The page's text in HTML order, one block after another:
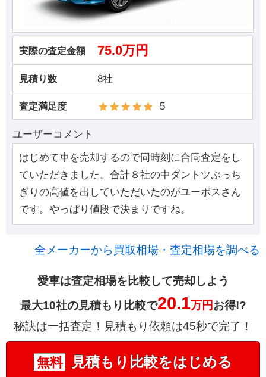
実際の査定金額 75.0万円
見積り数 8社
査定満足度 5
ユーザーコメント
はじめて車を売却するので同時刻に合同査定をし
ていただきました。合計８社の中ダントツぶっち
ぎりの高値を出していただいたのがユーポスさん
です。やっぱり値段で決まりですね。
全メーカーから買取相場・査定相場を調べる
愛車は査定相場を比較して売却しよう
最大10社の見積もり比較で20.1万円お得!?
秘訣は一括査定！見積もり依頼は45秒で完了！
無料 見積もり比較をはじめる